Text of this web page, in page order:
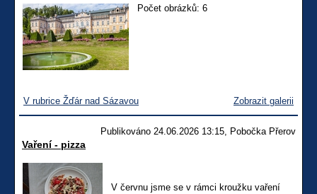
Počet obrázků: 6
V rubrice Žďár nad Sázavou Zobrazit galerii
Publikováno 24.06.2026 13:15, Pobočka Přerov
Vaření - pizza
V červnu jsme se v rámci kroužku vaření